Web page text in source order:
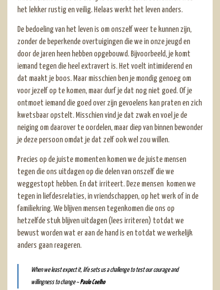
het lekker rustig en veilig. Helaas werkt het leven anders.
De bedoeling van het leven is om onszelf weer te kunnen zijn,
zonder de beperkende overtuigingen die we in onze jeugd en
door de jaren heen hebben opgebouwd. Bijvoorbeeld, je komt
iemand tegen die heel extravert is. Het voelt intimiderend en
dat maakt je boos. Maar misschien ben je mondig genoeg om
voor jezelf op te komen, maar durf je dat nog niet goed. Of je
ontmoet iemand die goed over zijn gevoelens kan praten en zich
kwetsbaar opstelt. Misschien vind je dat zwak en voel je de
neiging om daarover te oordelen, maar diep van binnen bewonder
je deze persoon omdat je dat zelf ook wel zou willen.
Precies op de juiste momenten komen we de juiste mensen
tegen die ons uitdagen op die delen van onszelf die we
weggestopt hebben. En dat irriteert. Deze mensen komen we
tegen in liefdesrelaties, in vriendschappen, op het werk of in de
familiekring. We blijven mensen tegenkomen die ons op
hetzelfde stuk blijven uitdagen (lees irriteren) totdat we
bewust worden wat er aan de hand is en totdat we werkelijk
anders gaan reageren.
When we least expect it, life sets us a challenge to test our courage and
willingness to change ~Paulo Coelho